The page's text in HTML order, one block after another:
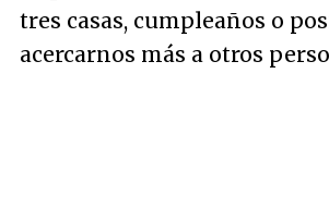
tres casas, cumpleaños o
acercarnos más a otros